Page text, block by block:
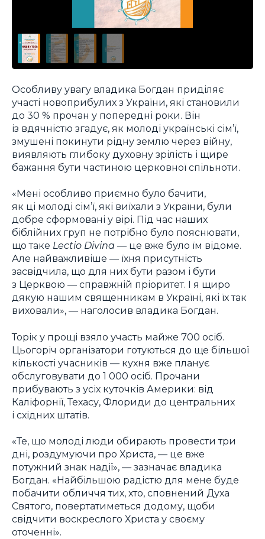
Особливу увагу владика Богдан приділяє
участі новоприбулих з України, які становили
до 30 % прочан у попередні роки. Він
із вдячністю згадує, як молоді українські сім’ї,
змушені покинути рідну землю через війну,
виявляють глибоку духовну зрілість і щире
бажання бути частиною церковної спільноти.
«Мені особливо приємно було бачити,
як ці молоді сім’ї, які виїхали з України, були
добре сформовані у вірі. Під час наших
біблійних груп не потрібно було пояснювати,
що таке Lectio Divina — це вже було їм відоме.
Але найважливіше — їхня присутність
засвідчила, що для них бути разом і бути
з Церквою — справжній пріоритет. І я щиро
дякую нашим священникам в Україні, які їх так
виховали», — наголосив владика Богдан.
Торік у прощі взяло участь майже 700 осіб.
Цьогоріч організатори готуються до ще більшої
кількості учасників — кухня вже планує
обслуговувати до 1 000 осіб. Прочани
прибувають з усіх куточків Америки: від
Каліфорнії, Техасу, Флориди до центральних
і східних штатів.
«Те, що молоді люди обирають провести три
дні, роздумуючи про Христа, — це вже
потужний знак надії», — зазначає владика
Богдан. «Найбільшою радістю для мене буде
побачити обличчя тих, хто, сповнений Духа
Святого, повертатиметься додому, щоби
свідчити воскреслого Христа у своєму
оточенні».